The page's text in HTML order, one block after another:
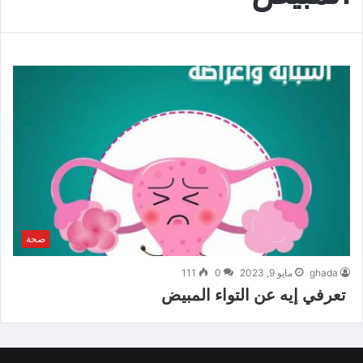
صحة
ghada مايو 9, 2023 0
111
تعرفي إيه عن التواء المبيض